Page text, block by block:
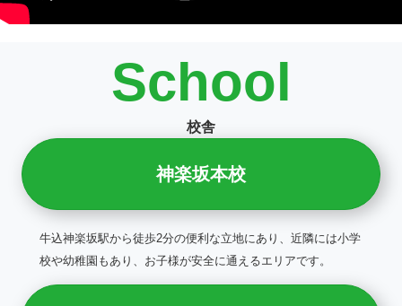
School
校舎
神楽坂本校
牛込神楽坂駅から徒歩2分の便利な立地にあり、近隣には小学
校や幼稚園もあり、お子様が安全に通えるエリアです。